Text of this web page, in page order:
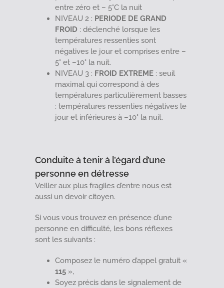
entre zéro et – 5°C la nuit
NIVEAU 2 : PERIODE DE GRAND
FROID : déclenché lorsque les
températures ressenties sont
négatives le jour et comprises entre –
5° et –10° la nuit.
NIVEAU 3 : FROID EXTREME : seuil
maximal qui correspond à des
températures particulièrement basses
: températures ressenties négatives le
jour et inférieures à –10° la nuit.
Conduite à tenir à l’égard d’une
personne en détresse
Veiller aux plus fragiles d’entre nous est
aussi un devoir citoyen.
Si vous vous trouvez en présence d’une
personne en difficulté, les bons réflexes
sont les suivants :
Composez le numéro d’appel gratuit «
115»,
Soyez précis dans le signalement de